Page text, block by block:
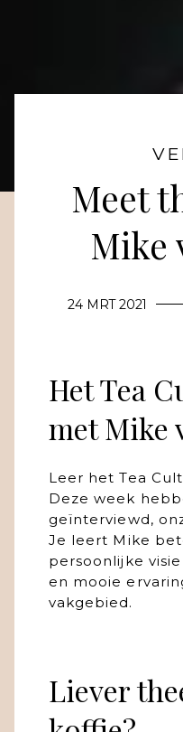
Meet
Mike
24 MRT 2021
Het Tea
met Mike
Leer het Tea
Deze week
geïnterviewd,
Je leert Mike
persoonlijke
en mooie
vakgebied.
Liever